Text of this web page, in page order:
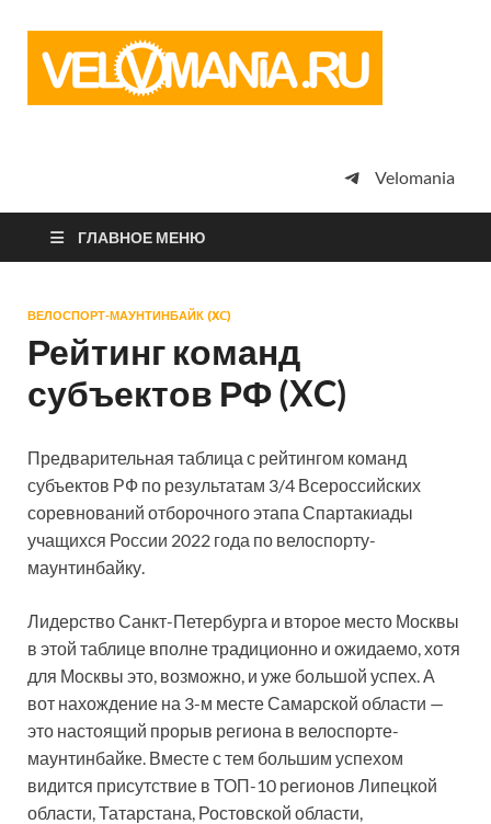
просто
Velomania
ГЛАВНОЕ МЕНЮ
ВЕЛОСПОРТ-МАУНТИНБАЙК (XC)
Рейтинг команд
субъектов РФ (XC)
Предварительная таблица с рейтингом команд
субъектов РФ по результатам 3/4 Всероссийских
соревнований отборочного этапа Спартакиады
учащихся России 2022 года по велоспорту-
маунтинбайку.
Лидерство Санкт-Петербурга и второе место Москвы
в этой таблице вполне традиционно и ожидаемо, хотя
для Москвы это, возможно, и уже большой успех. А
вот нахождение на 3-м месте Самарской области —
это настоящий прорыв региона в велоспорте-
маунтинбайке. Вместе с тем большим успехом
видится присутствие в ТОП-10 регионов Липецкой
области, Татарстана, Ростовской области,